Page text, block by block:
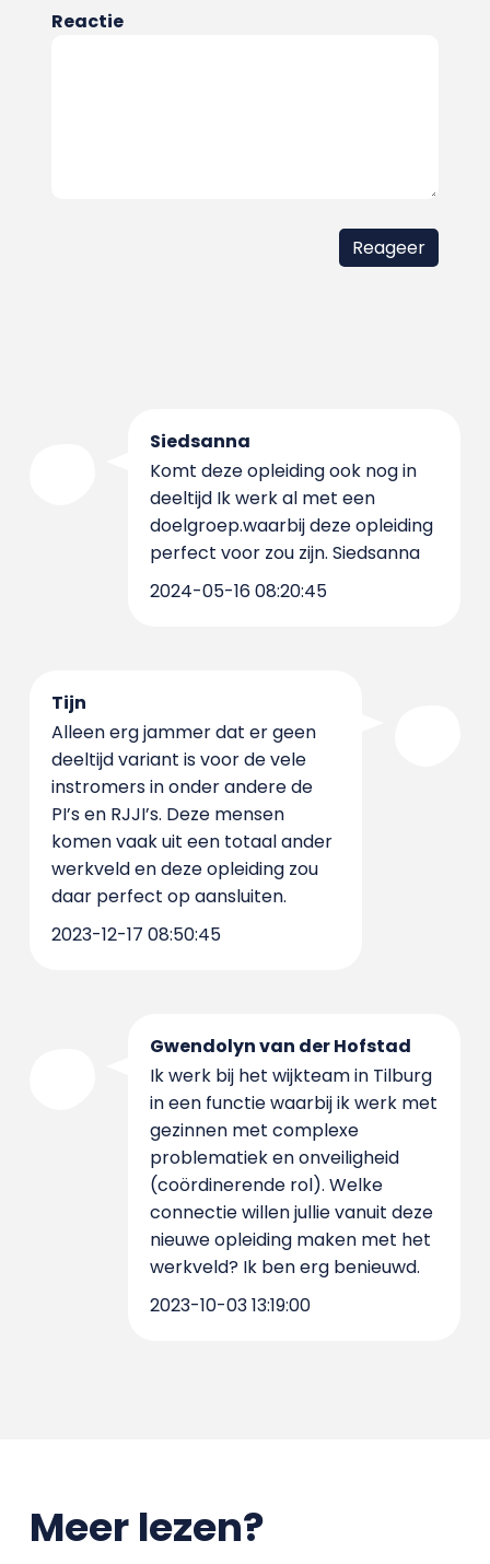
Reactie
Siedsanna
Komt deze opleiding ook nog in
deeltijd Ik werk al met een
doelgroep.waarbij deze opleiding
perfect voor zou zijn. Siedsanna
2024-05-16 08:20:45
Tijn
Alleen erg jammer dat er geen
deeltijd variant is voor de vele
instromers in onder andere de
PI’s en RJJI’s. Deze mensen
komen vaak uit een totaal ander
werkveld en deze opleiding zou
daar perfect op aansluiten.
2023-12-17 08:50:45
Gwendolyn van der Hofstad
Ik werk bij het wijkteam in Tilburg
in een functie waarbij ik werk met
gezinnen met complexe
problematiek en onveiligheid
(coördinerende rol). Welke
connectie willen jullie vanuit deze
nieuwe opleiding maken met het
werkveld? Ik ben erg benieuwd.
2023-10-03 13:19:00
Meer lezen?